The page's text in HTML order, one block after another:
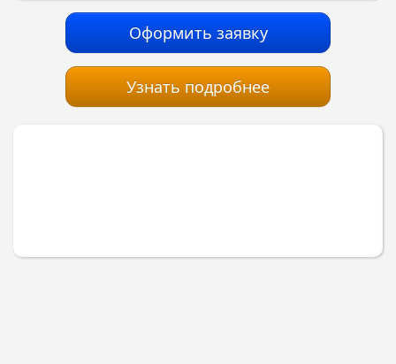
Оформить заявку
Узнать подробнее